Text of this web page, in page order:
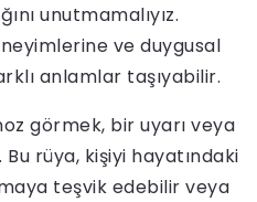
unutmamalıyız.
ve duygusal
anlamlar taşıyabilir.
görmek, bir uyarı veya
rüya, kişiyi hayatındaki
teşvik edebilir veya